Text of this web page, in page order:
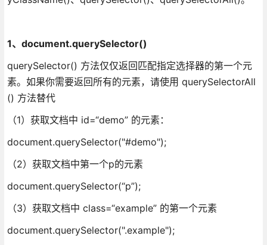
1、document.querySelector()
querySelector() 方法仅仅返回匹配指定选择器的第一个元
素。如果你需要返回所有的元素，请使用 querySelectorAll
() 方法替代
（1）获取文档中 id=“demo” 的元素：
document.querySelector("#demo");
（2）获取文档中第一个p的元素
document.querySelector(“p”);
（3）获取文档中 class=“example” 的第一个元素
document.querySelector(".example");